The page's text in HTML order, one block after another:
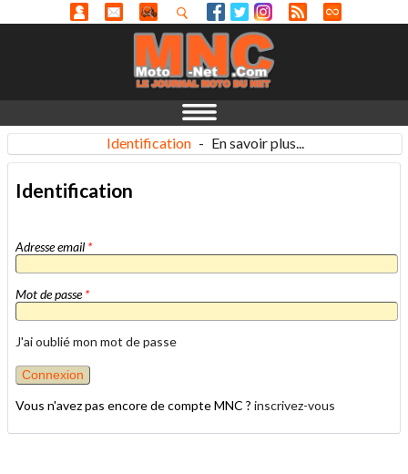
Identification - En savoir plus...
Identification
Adresse email *
Mot de passe*
J'ai oublié mon mot de passe
Vous n'avez pas encore de compte MNC ? inscrivez-vous